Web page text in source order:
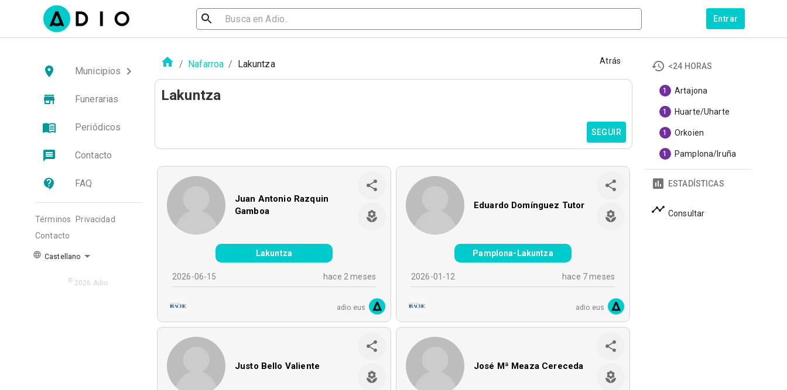
Entrar
Municipios
Funerarias
Periódicos
Contacto
FAQ
Términos
Privacidad
Contacto
Castellano
© 2026 Adio.
/ Nafarroa / Lakuntza Atrás
Lakuntza
SEGUIR
Juan Antonio Razquin
Gamboa
Lakuntza
2026-06-15 hace 2 meses
adio.eus
Eduardo Domínguez Tutor
Pamplona-Lakuntza
2026-01-12 hace 7 meses
adio.eus
Justo Bello Valiente José Mª Meaza Cereceda
<24 HORAS
1 Artajona
1 Huarte/Uharte
1 Orkoien
1 Pamplona/Iruña
ESTADÍSTICAS
Consultar